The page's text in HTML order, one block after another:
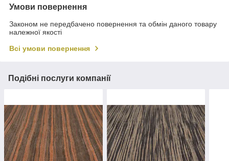
Умови повернення
Законом не передбачено повернення та обмін даного товару
належної якості
Всі умови повернення
Подібні послуги компанії